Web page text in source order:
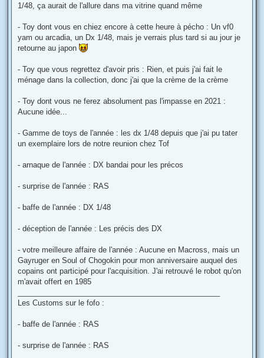
1/48, ça aurait de l'allure dans ma vitrine quand même
- Toy dont vous en chiez encore à cette heure à pécho : Un vf0
yam ou arcadia, un Dx 1/48, mais je verrais plus tard si au jour je
retourne au japon
- Toy que vous regrettez d'avoir pris : Rien, et puis j'ai fait le
ménage dans la collection, donc j'ai que la crème de la crème
- Toy dont vous ne ferez absolument pas l'impasse en 2021 :
Aucune idée...
- Gamme de toys de l'année : les dx 1/48 depuis que j'ai pu tater
un exemplaire lors de notre reunion chez Tof
- arnaque de l'année : DX bandai pour les précos
- surprise de l'année : RAS
- baffe de l'année : DX 1/48
- déception de l'année : Les précis des DX
- votre meilleure affaire de l'année : Aucune en Macross, mais un
Gayruger en Soul of Chogokin pour mon anniversaire auquel des
copains ont participé pour l'acquisition. J'ai retrouvé le robot qu'on
m'avait offert en 1985
Les Customs sur le fofo :
- baffe de l'année : RAS
- surprise de l'année : RAS